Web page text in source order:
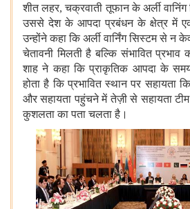
शीत लहर, चक्रवाती तूफान के अर्ली
उससे देश के आपदा प्रबंधन के क्षेत्र में एक
उन्होंने कहा कि अर्ली वार्निंग सिस्टम से न
चेतावनी मिलती है बल्कि संभावित प्रभाव
शाह ने कहा कि प्राकृतिक आपदा के
होता है कि प्रभावित स्थान पर सहायता
और सहायता पहुंचने में तेज़ी से सहायता
कुशलता का पता चलता है।